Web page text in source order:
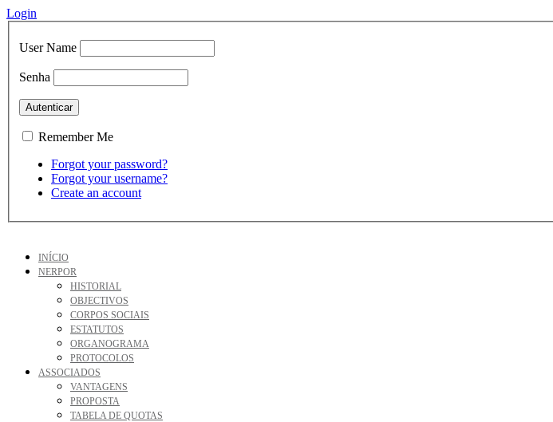
Login
User Name
Senha
Remember Me
Forgot your password?
Forgot your username?
Create an account
INÍCIO
NERPOR
HISTORIAL
OBJECTIVOS
CORPOS SOCIAIS
ESTATUTOS
ORGANOGRAMA
PROTOCOLOS
ASSOCIADOS
VANTAGENS
PROPOSTA
TABELA DE QUOTAS